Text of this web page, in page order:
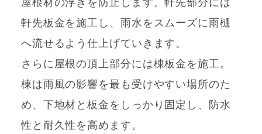
軒先板金を施工し、雨水をスムーズに雨樋
へ流せるよう仕上げていきます。
さらに屋根の頂上部分には棟板金を施工。
棟は雨風の影響を最も受けやすい場所のた
め、下地材と板金をしっかり固定し、防水
性と耐久性を高めます。